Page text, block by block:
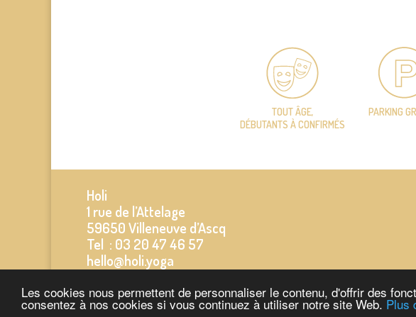
Les cookies nous permettent de personnaliser le contenu, d'offrir des
consentez à nos cookies si vous continuez à utiliser notre site Web. Plus
TOUT ÂGE,
DÉBUTANTS À CONFIRMÉS
PARKING
Holi
1 rue de l’Attelage
59650 Villeneuve d’Ascq
Tel : 03 20 47 46 57
hello@holi.yoga